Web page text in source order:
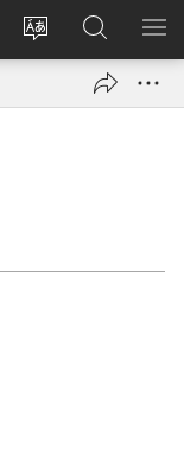
Change
language
ලොගින්
(opens
JW.ORG
වෙබ්
අඩවියෙන්